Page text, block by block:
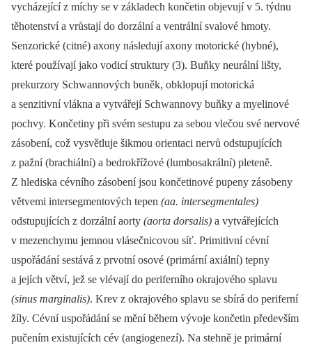
vycházející z míchy se v základech končetin objevují v 5. týdnu
těhotenství a vrůstají do dorzální a ventrální svalové hmoty.
Senzorické (citné) axony následují axony motorické (hybné),
které používají jako vodicí struktury (3). Buňky neurální lišty,
prekurzory Schwannových buněk, obklopují motorická
a senzitivní vlákna a vytvářejí Schwannovy buňky a myelinové
pochvy. Končetiny při svém sestupu za sebou vlečou své nervové
zásobení, což vysvětluje šikmou orientaci nervů odstupujících
z pažní (brachiální) a bedrokřížové (lumbosakrální) pleteně.
Z hlediska cévního zásobení jsou končetinové pupeny zásobeny
větvemi intersegmentových tepen (aa. intersegmentales)
odstupujících z dorzální aorty (aorta dorsalis) a vytvářejících
v mezenchymu jemnou vlásečnicovou síť. Primitivní cévní
uspořádání sestává z prvotní osové (primární axiální) tepny
a jejích větví, jež se vlévají do periferního okrajového splavu
(sinus marginalis). Krev z okrajového splavu se sbírá do periferní
žíly. Cévní uspořádání se mění během vývoje končetin především
pučením existujících cév (angiogenezí). Na stehně je primární